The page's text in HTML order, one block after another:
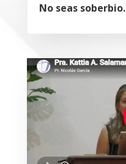
No seas soberbio.